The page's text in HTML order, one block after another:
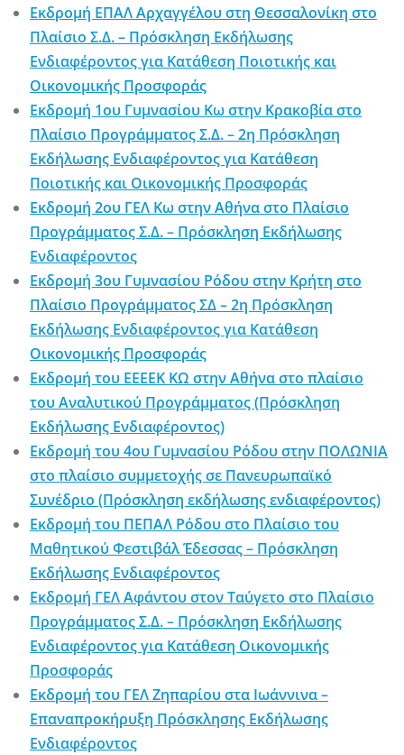
Εκδρομή ΕΠΑΛ Αρχαγγέλου στη Θεσσαλονίκη στο
Πλαίσιο Σ.Δ. – Πρόσκληση Εκδήλωσης
Ενδιαφέροντος για Κατάθεση Ποιοτικής και
Οικονομικής Προσφοράς
Εκδρομή 1ου Γυμνασίου Κω στην Κρακοβία στο
Πλαίσιο Προγράμματος Σ.Δ. – 2η Πρόσκληση
Εκδήλωσης Ενδιαφέροντος για Κατάθεση
Ποιοτικής και Οικονομικής Προσφοράς
Εκδρομή 2ου ΓΕΛ Κω στην Αθήνα στο Πλαίσιο
Προγράμματος Σ.Δ. – Πρόσκληση Εκδήλωσης
Ενδιαφέροντος
Εκδρομή 3ου Γυμνασίου Ρόδου στην Κρήτη στο
Πλαίσιο Προγράμματος ΣΔ – 2η Πρόσκληση
Εκδήλωσης Ενδιαφέροντος για Κατάθεση
Οικονομικής Προσφοράς
Εκδρομή του ΕΕΕΕΚ ΚΩ στην Αθήνα στο πλαίσιο
του Αναλυτικού Προγράμματος (Πρόσκληση
Εκδήλωσης Ενδιαφέροντος)
Εκδρομή του 4ου Γυμνασίου Ρόδου στην ΠΟΛΩΝΙΑ
στο πλαίσιο συμμετοχής σε Πανευρωπαϊκό
Συνέδριο (Πρόσκληση εκδήλωσης ενδιαφέροντος)
Εκδρομή του ΠΕΠΑΛ Ρόδου στο Πλαίσιο του
Μαθητικού Φεστιβάλ Έδεσσας – Πρόσκληση
Εκδήλωσης Ενδιαφέροντος
Εκδρομή ΓΕΛ Αφάντου στον Ταύγετο στο Πλαίσιο
Προγράμματος Σ.Δ. – Πρόσκληση Εκδήλωσης
Ενδιαφέροντος για Κατάθεση Οικονομικής
Προσφοράς
Εκδρομή του ΓΕΛ Ζηπαρίου στα Ιωάννινα –
Επαναπροκήρυξη Πρόσκλησης Εκδήλωσης
Ενδιαφέροντος